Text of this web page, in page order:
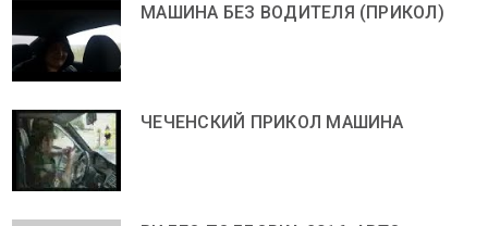
МАШИНА БЕЗ ВОДИТЕЛЯ (ПРИКОЛ)
ЧЕЧЕНСКИЙ ПРИКОЛ МАШИНА